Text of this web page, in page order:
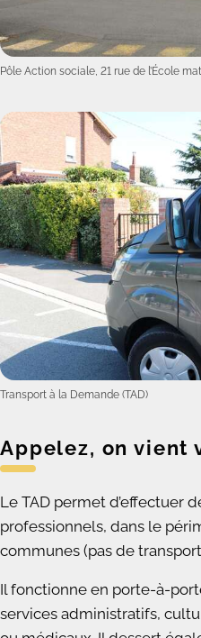
Pôle Action sociale, 21 rue de l’École
Transport à la Demande (TAD)
Appelez, on vient
Le TAD permet d’effectuer
professionnels, dans le
communes (pas de
Il fonctionne en porte-à-
services administratifs,